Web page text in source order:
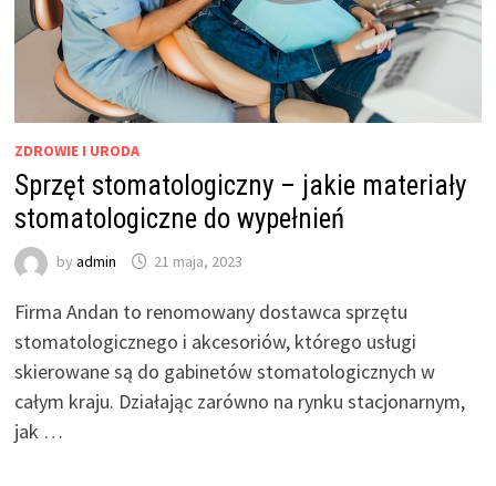
ZDROWIE I URODA
Sprzęt stomatologiczny – jakie materiały
stomatologiczne do wypełnień
by admin 21 maja, 2023
Firma Andan to renomowany dostawca sprzętu
stomatologicznego i akcesoriów, którego usługi
skierowane są do gabinetów stomatologicznych w
całym kraju. Działając zarówno na rynku stacjonarnym,
jak …